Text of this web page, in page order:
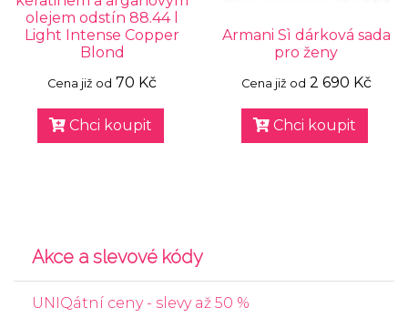
olejem odstín 88.44 l
Light Intense Copper
Blond
Cena již od 70 Kč
Chci koupit
Armani Sì dárková sada
pro ženy
Cena již od 2 690 Kč
Chci koupit
Akce a slevové kódy
UNIQátní ceny - slevy až 50 %